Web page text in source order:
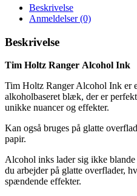
Beskrivelse
Anmeldelser (0)
Beskrivelse
Tim Holtz Ranger Alcohol Ink
Tim Holtz Ranger Alcohol Ink er
alkoholbaseret blæk, der er
unikke nuancer og effekter.
Kan også bruges på glatte
papir.
Alcohol inks lader sig ikke
du arbejder på glatte overflader,
spændende effekter.